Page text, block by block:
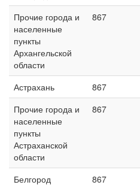
Прочие города и
населенные
пункты
Архангельской
области
867
Астрахань 867
Прочие города и
населенные
пункты
Астраханской
области
867
Белгород 867